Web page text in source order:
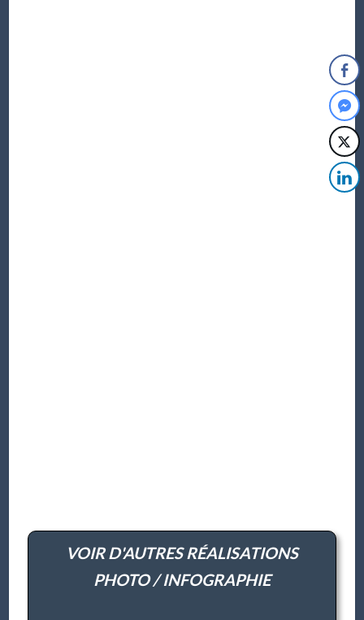
VOIR D'AUTRES RÉALISATIONS
PHOTO / INFOGRAPHIE